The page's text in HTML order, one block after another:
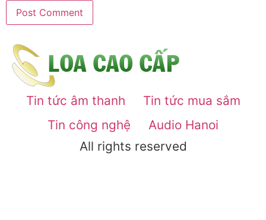
Tin tức âm thanh
Tin tức mua sắm
Tin công nghệ
Audio Hanoi
All rights reserved